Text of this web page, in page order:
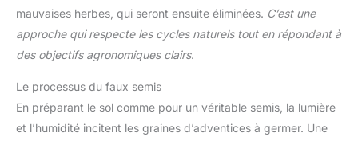
mauvaises herbes, qui seront ensuite éliminées. C’est une
approche qui respecte les cycles naturels tout en répondant à
des objectifs agronomiques clairs.
Le processus du faux semis
En préparant le sol comme pour un véritable semis, la lumière
et l’humidité incitent les graines d’adventices à germer. Une